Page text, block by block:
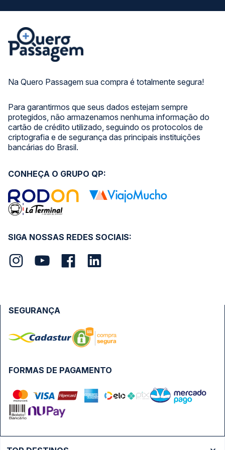
Na Quero Passagem sua compra é totalmente segura!
Para garantirmos que seus dados estejam sempre
protegidos, não armazenamos nenhuma informação do
cartão de crédito utilizado, seguindo os protocolos de
criptografia e de segurança das principais instituições
bancárias do Brasil.
SIGA NOSSAS REDES SOCIAIS:
CONHEÇA O GRUPO QP:
FORMAS DE PAGAMENTO
SEGURANÇA